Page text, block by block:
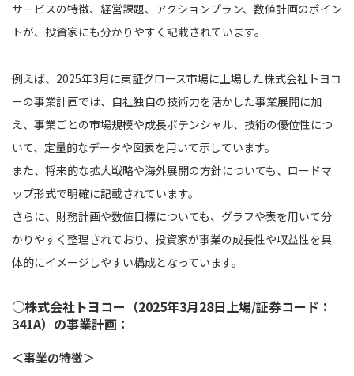
サービスの特徴、経営課題、アクションプラン、数値計画のポイン
トが、投資家にも分かりやすく記載されています。
例えば、2025年3月に東証グロース市場に上場した株式会社トヨコ
ーの事業計画では、自社独自の技術力を活かした事業展開に加
え、事業ごとの市場規模や成長ポテンシャル、技術の優位性につ
いて、定量的なデータや図表を用いて示しています。
また、将来的な拡大戦略や海外展開の方針についても、ロードマ
ップ形式で明確に記載されています。
さらに、財務計画や数値目標についても、グラフや表を用いて分
かりやすく整理されており、投資家が事業の成長性や収益性を具
体的にイメージしやすい構成となっています。
○株式会社トヨコー（2025年3月28日上場/証券コード：
341A）の事業計画：
＜事業の特徴＞